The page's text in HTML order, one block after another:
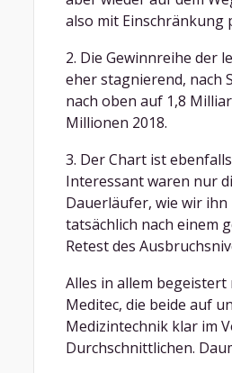
also mit Einschränkung
2. Die Gewinnreihe der
eher stagnierend, nach
nach oben auf 1,8
Millionen 2018.
3. Der Chart ist
Interessant waren nur
Dauerläufer, wie wir ihn
tatsächlich nach einem
Retest des
Alles in allem begeistert
Meditec, die beide auf
Medizintechnik klar im
Durchschnittlichen.